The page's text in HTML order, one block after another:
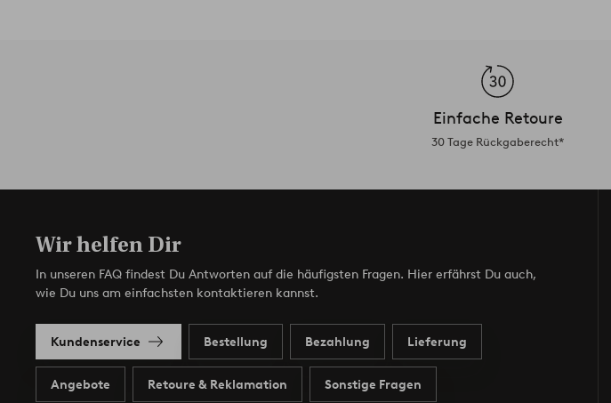
Einfache Retoure
30 Tage Rückgaberecht*
Wir helfen Dir
In unseren FAQ findest Du Antworten auf die häufigsten Fragen. Hier erfährst Du auch,
wie Du uns am einfachsten kontaktieren kannst.
Kundenservice Bestellung Bezahlung Lieferung
Angebote Retoure & Reklamation Sonstige Fragen